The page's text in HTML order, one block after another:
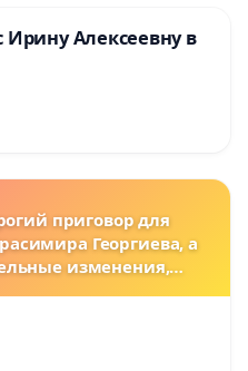
Ирину Алексеевну в
приговор для
Георгиева, а
изменения,
животных!